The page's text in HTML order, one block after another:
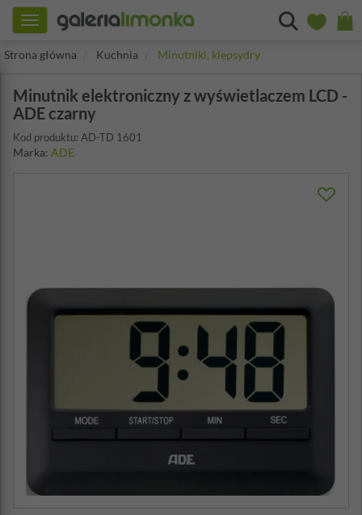
Toggle
navigation
Strona główna
Kuchnia Minutniki, klepsydry
Minutnik elektroniczny z wyświetlaczem LCD -
ADE czarny
Kod produktu: AD-TD 1601
Marka: ADE